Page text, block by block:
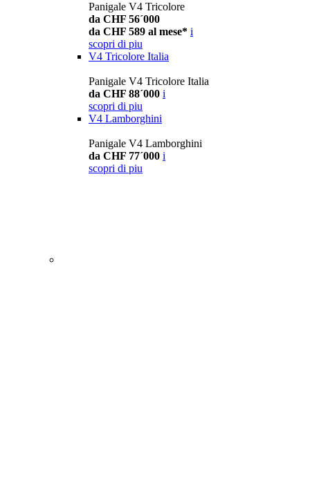
Panigale V4 Tricolore
da CHF 56´000
da CHF 589 al mese* i
scopri di piu
V4 Tricolore Italia
Panigale V4 Tricolore Italia
da CHF 88´000 i
scopri di piu
V4 Lamborghini
Panigale V4 Lamborghini
da CHF 77´000 i
scopri di piu